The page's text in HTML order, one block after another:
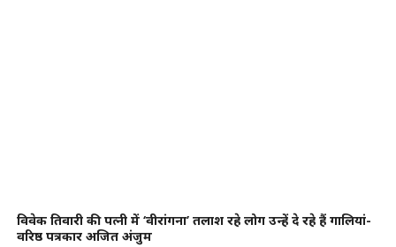
विवेक तिवारी की पत्नी में ‘वीरांगना’ तलाश रहे लोग उन्हें दे रहे हैं गालियां-
वरिष्ठ पत्रकार अजित अंजुम